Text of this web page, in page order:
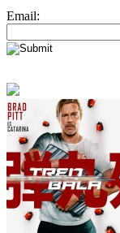
Email: